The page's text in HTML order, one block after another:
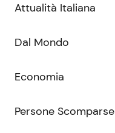
Attualità Italiana
Dal Mondo
Economia
Persone Scomparse